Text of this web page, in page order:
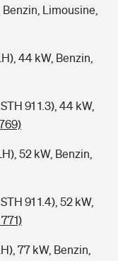
Benzin, Limousine,
44 kW, Benzin,
91 1.3), 44 kW,
52 kW, Benzin,
91 1.4), 52 kW,
77 kW, Benzin,